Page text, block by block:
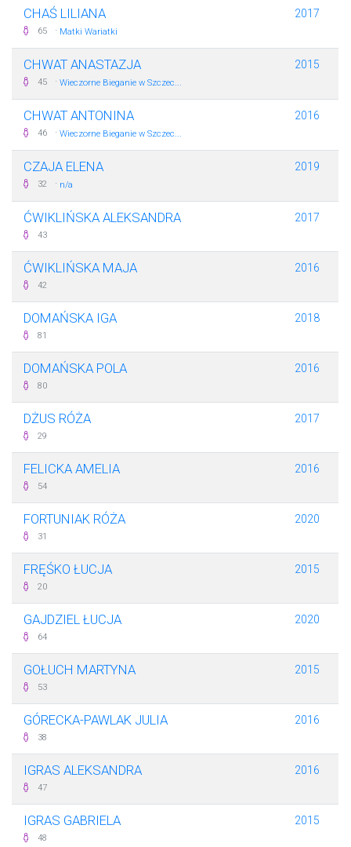
CHAŚ LILIANA
65 · Matki Wariatki
2017
CHWAT ANASTAZJA
45 · Wieczorne Bieganie w Szczec...
2015
CHWAT ANTONINA
46 · Wieczorne Bieganie w Szczec...
2016
CZAJA ELENA
32 · n/a
2019
ĆWIKLIŃSKA ALEKSANDRA
43
2017
ĆWIKLIŃSKA MAJA
42
2016
DOMAŃSKA IGA
81
2018
DOMAŃSKA POLA
80
2016
DŻUS RÓŻA
29
2017
FELICKA AMELIA
54
2016
FORTUNIAK RÓŻA
31
2020
FRĘŚKO ŁUCJA
20
2015
GAJDZIEL ŁUCJA
64
2020
GOŁUCH MARTYNA
53
2015
GÓRECKA-PAWLAK JULIA
38
2016
IGRAS ALEKSANDRA
47
2016
IGRAS GABRIELA
48
2015